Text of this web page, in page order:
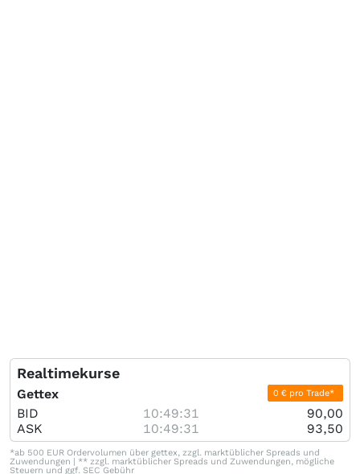
Realtimekurse
Gettex 0 € pro Trade*
BID 10:49:31
90,00
ASK
10:49:31 93,50
*ab 500 EUR Ordervolumen über gettex, zzgl. marktüblicher Spreads und
Zuwendungen | ** zzgl. marktüblicher Spreads und Zuwendungen, mögliche
Steuern und ggf. SEC Gebühr